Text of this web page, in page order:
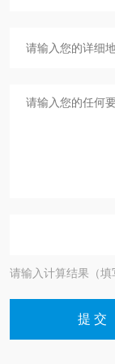
请输入计算结果（